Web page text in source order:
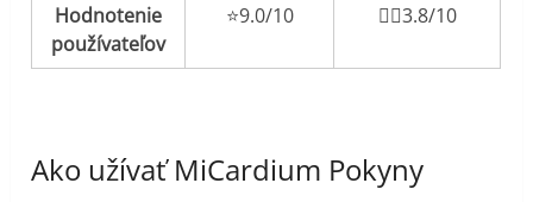
Hodnotenie
používateľov
⭐️9.0/10 👎🏼3.8/10
Ako užívať MiCardium Pokyny